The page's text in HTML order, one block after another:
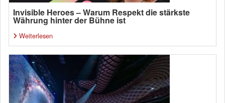
Invisible Heroes – Warum Respekt die stärkste
Währung hinter der Bühne ist
Weiterlesen